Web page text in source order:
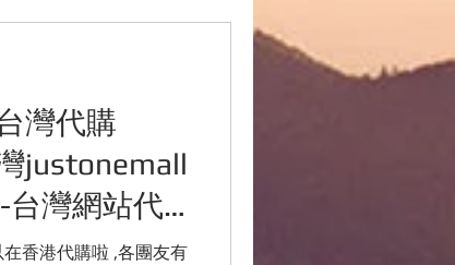
灣代購
justonemall
台灣網站代